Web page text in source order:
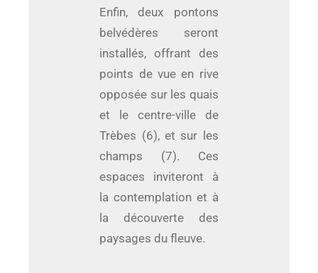
Enfin, deux pontons
belvédères seront
installés, offrant des
points de vue en rive
opposée sur les quais
et le centre-ville de
Trèbes (6), et sur les
champs (7). Ces
espaces inviteront à
la contemplation et à
la découverte des
paysages du fleuve.